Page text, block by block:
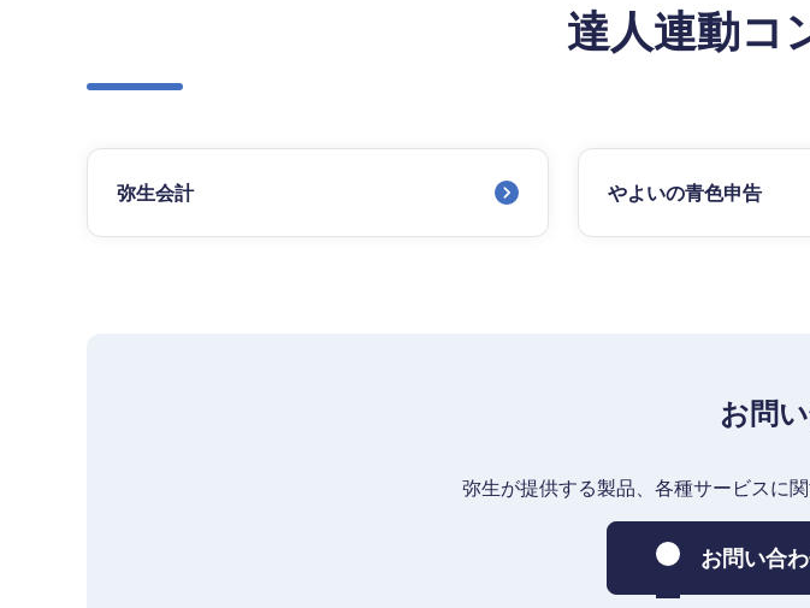
達人連動コ
弥生会計 やよいの青色申告
お問
弥生が提供する製品、各種サービスに
お問い合